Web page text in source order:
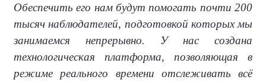
Обеспечить его нам будут помогать почти 200
тысяч наблюдателей, подготовкой которых мы
занимаемся непрерывно. У нас создана
технологическая платформа, позволяющая в
режиме реального времени отслеживать всё